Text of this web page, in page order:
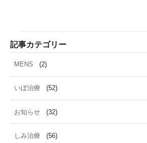
記事カテゴリー
MENS (2)
いぼ治療 (52)
お知らせ (32)
しみ治療 (56)